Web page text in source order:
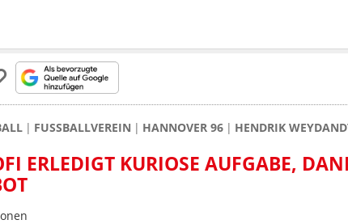
FUSSBALLVEREIN HANNOVER 96 HENDRIK
ERLEDIGT KURIOSE AUFGABE,